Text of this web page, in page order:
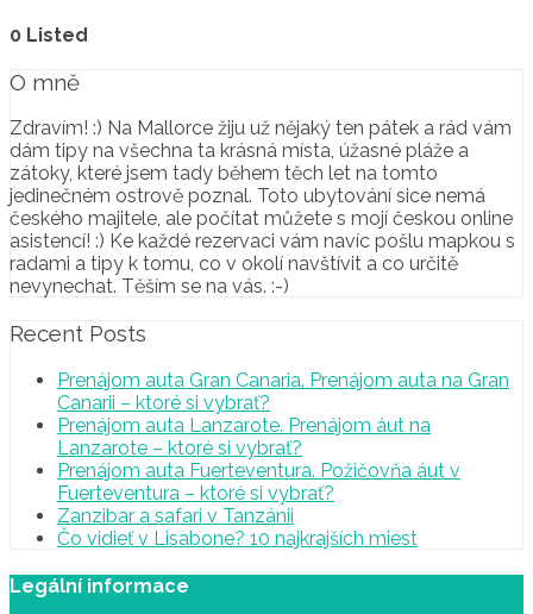
0 Listed
O mně
Zdravím! :) Na Mallorce žiju už nějaký ten pátek a rád vám
dám tipy na všechna ta krásná místa, úžasné pláže a
zátoky, které jsem tady během těch let na tomto
jedinečném ostrově poznal. Toto ubytování sice nemá
českého majitele, ale počítat můžete s mojí českou online
asistencí! :) Ke každé rezervaci vám navíc pošlu mapkou s
radami a tipy k tomu, co v okolí navštívit a co určitě
nevynechat. Těším se na vás. :-)
Recent Posts
Prenájom auta Gran Canaria. Prenájom auta na Gran
Canarii – ktoré si vybrať?
Prenájom auta Lanzarote. Prenájom áut na
Lanzarote – ktoré si vybrať?
Prenájom auta Fuerteventura. Požičovňa áut v
Fuerteventura – ktoré si vybrať?
Zanzibar a safari v Tanzánii
Čo vidieť v Lisabone? 10 najkrajších miest
Legální informace